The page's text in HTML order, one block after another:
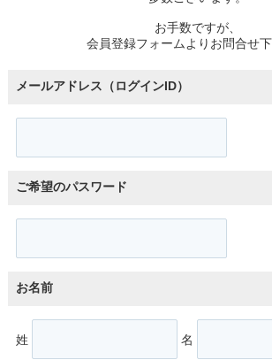
お手数ですが、
会員登録フォームよりお問合せ下
メールアドレス（ログインID）
ご希望のパスワード
お名前
姓 名